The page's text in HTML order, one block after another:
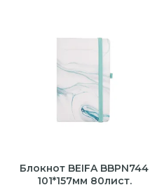
Блокнот BEIFA BBPN744
101*157мм 80лист.